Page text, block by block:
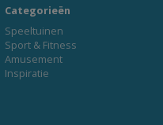
Categorieën
Speeltuinen
Sport & Fitness
Amusement
Inspiratie